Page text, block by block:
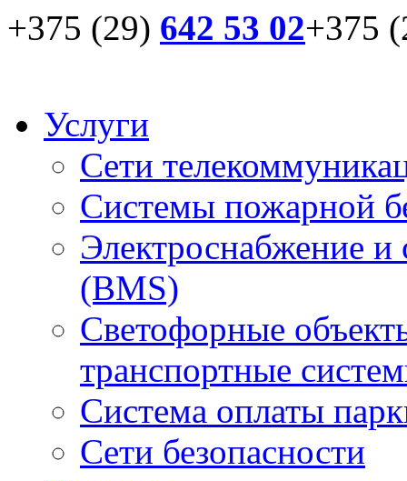
+375 (29) 642 53 02+375
Услуги
Сети
Системы пожарной
Электроснабжение и
(BMS)
Светофорные
транспортные
Система оплаты
Cети безопасности